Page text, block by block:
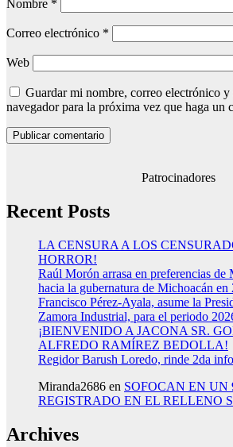
Nombre *
Correo electrónico *
Web
Guardar mi nombre, correo electrónico y
navegador para la próxima vez que haga un
Patrocinadores
Recent Posts
LA CENSURA A LOS
HORROR!
Raúl Morón arrasa en preferencias de
hacia la gubernatura de Michoacán en
Francisco Pérez-Ayala, asume la
Zamora Industrial, para el periodo
¡BIENVENIDO A JACONA SR.
ALFREDO RAMÍREZ BEDOLLA!
Regidor Barush Loredo, rinde 2da
Miranda2686 en SOFOCAN EN UN
REGISTRADO EN EL RELLENO
Archives